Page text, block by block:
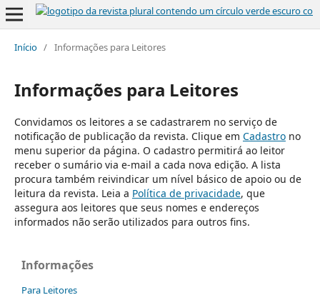
Início / Informações para Leitores
Informações para Leitores
Convidamos os leitores a se cadastrarem no serviço de
notificação de publicação da revista. Clique em Cadastrono
menu superior da página. O cadastro permitirá ao leitor
receber o sumário via e-mail a cada nova edição. A lista
procura também reivindicar um nível básico de apoio ou de
leitura da revista. Leia a Política de privacidade, que
assegura aos leitores que seus nomes e endereços
informados não serão utilizados para outros fins.
Informações
Para Leitores